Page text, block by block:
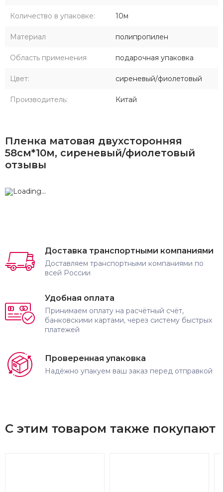
Количество в упаковке: 10м
Материал полипропилен
Область применения подарочная упаковка
Цвет: сиреневый/фиолетовый
Производитель: Китай
Пленка матовая двухсторонняя
58см*10м, сиреневый/фиолетовый
отзывы
Доставка транспортными компаниями
Доставляем транспортными компаниями по
всей России
Удобная оплата
Принимаем оплату на расчётный счёт,
банковскими картами, через систему быстрых
платежей
Проверенная упаковка
Надёжно упакуем ваш заказ перед отправкой
С этим товаром также покупают